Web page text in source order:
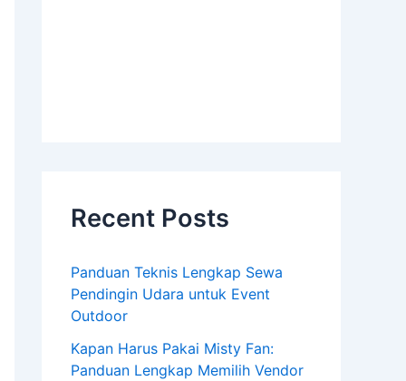
Recent Posts
Panduan Teknis Lengkap Sewa
Pendingin Udara untuk Event
Outdoor
Kapan Harus Pakai Misty Fan:
Panduan Lengkap Memilih Vendor